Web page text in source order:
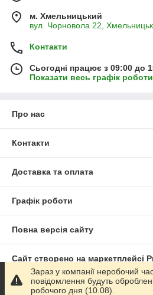
м. Хмельницький
вул. Чорновола 22,
Контакти
Сьогодні працює з 09:00 до
Показати весь графік роботи
Про нас
Контакти
Доставка та оплата
Графік роботи
Повна версія сайту
Сайт створено на маркетплейсі
Політика конфіденційності
Зараз у компанії неробочий
повідомлення будуть
робочого дня (10.08).